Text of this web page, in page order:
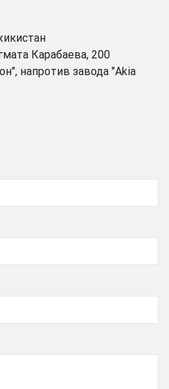
Карабаева, 200
напротив завода "Akia